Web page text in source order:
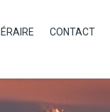
CONTACT